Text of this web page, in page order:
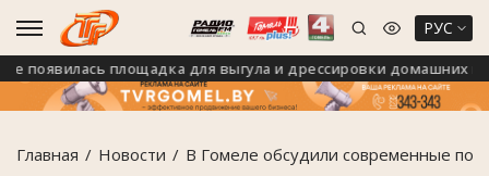
РУС
площадка для выгула и дрессировки домашних
Главная Новости В Гомеле обсудили современные